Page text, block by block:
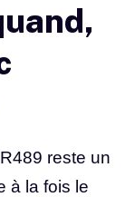
reste un
à la fois le